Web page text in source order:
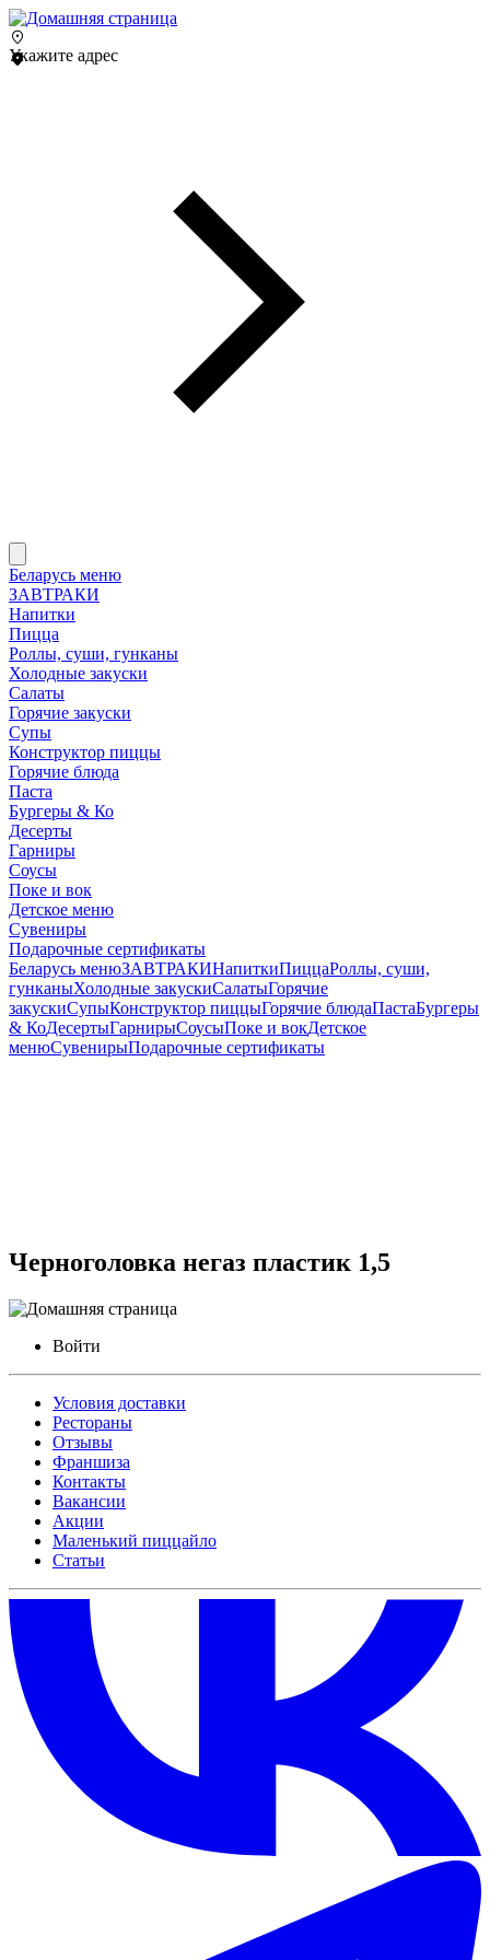
Укажите адрес
Беларусь меню
ЗАВТРАКИ
Напитки
Пицца
Роллы, суши, гунканы
Холодные закуски
Салаты
Горячие закуски
Супы
Конструктор пиццы
Горячие блюда
Паста
Бургеры & Ко
Десерты
Гарниры
Соусы
Поке и вок
Детское меню
Сувениры
Подарочные сертификаты
Беларусь менюЗАВТРАКИНапиткиПиццаРоллы, суши,
гунканыХолодные закускиСалатыГорячие
закускиСупыКонструктор пиццыГорячие блюдаПастаБургеры
& КоДесертыГарнирыСоусыПоке и вокДетское
менюСувенирыПодарочные сертификаты
Черноголовка негаз пластик 1,5
Войти
Условия доставки
Рестораны
Отзывы
Франшиза
Контакты
Вакансии
Акции
Маленький пиццайло
Статьи